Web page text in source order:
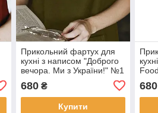
Прикольний фартух для
кухні з написом "Доброго
вечора. Ми з України!" №1
680₴
Купити
680